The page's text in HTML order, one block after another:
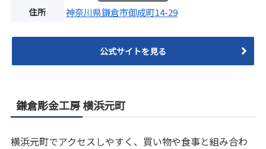
住所 神奈川県鎌倉市御成町14-29
公式サイトを見る
鎌倉彫金工房 横浜元町
横浜元町でアクセスしやすく、買い物や食事と組み合わ